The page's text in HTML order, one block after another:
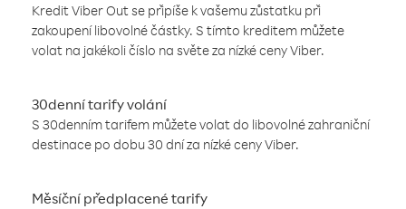
Kredit Viber Out se připíše k vašemu zůstatku při
zakoupení libovolné částky. S tímto kreditem můžete
volat na jakékoli číslo na světe za nízké ceny Viber.
30denní tarify volání
S 30denním tarifem můžete volat do libovolné zahraniční
destinace po dobu 30 dní za nízké ceny Viber.
Měsíční předplacené tarify